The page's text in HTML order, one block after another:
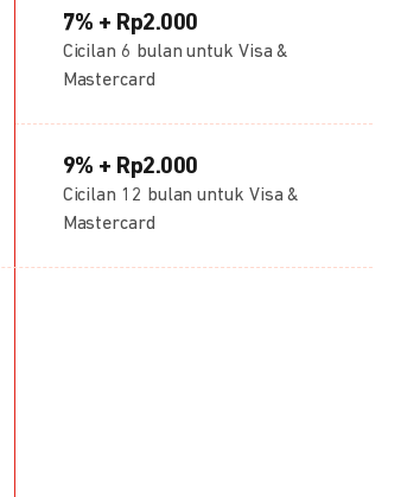
7% + Rp2.000
Cicilan 6 bulan untuk Visa &
Mastercard
9% + Rp2.000
Cicilan 12 bulan untuk Visa &
Mastercard